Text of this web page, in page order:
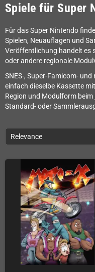
Spiele für Super
Für das Super Nintendo
Spielen, Neuauflagen und
Veröffentlichung handelt es
oder andere regionale
SNES-, Super-Famicom-
einfach dieselbe Kassette
Region und Modulform beim
Standard- oder
Relevance